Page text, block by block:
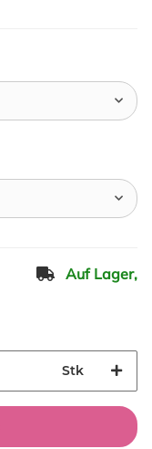
Auf Lager,
Stk